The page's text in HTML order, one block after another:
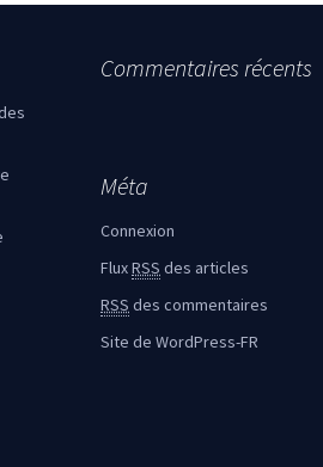
Commentaires récents
Méta
Connexion
FluxRSS des articles
RSS des commentaires
Site de WordPress-FR